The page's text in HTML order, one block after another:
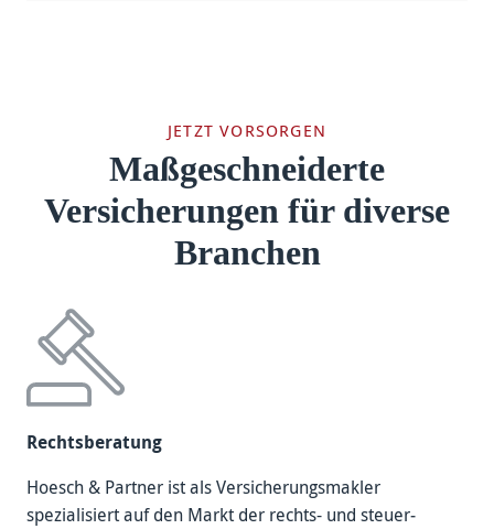
JETZT VORSORGEN
Maßgeschneiderte
Versicherungen für diverse
Branchen
Rechts­beratung
Hoesch & Partner ist als Versicherungs­makler
spezialisiert auf den Markt der rechts- und steuer­